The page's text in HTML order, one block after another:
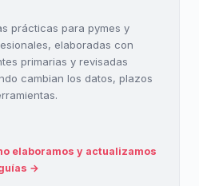
prácticas para pymes y
elaboradas con
primarias y revisadas
cambian los datos, plazos
elaboramos y actualizamos
→